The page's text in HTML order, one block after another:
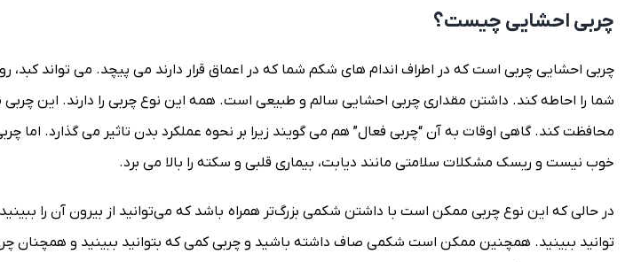
چربی احشایی چیست؟
چربی احشایی چربی است که در اطراف اندام های شکم شما که در اعماق قرار دارند می پیچد. می تواند کبد،
شما را احاطه کند. داشتن مقداری چربی احشایی سالم و طبیعی است. همه این نوع چربی را دارند. این چربی
محافظت کند. گاهی اوقات به آن “چربی فعال” هم می گویند زیرا بر نحوه عملکرد بدن تاثیر می گذارد. اما
خوب نیست و ریسک مشکلات سلامتی مانند دیابت، بیماری قلبی و سکته را بالا می برد.
در حالی که این نوع چربی ممکن است با داشتن شکمی بزرگ‌تر همراه باشد که می‌توانید از بیرون آن را
توانید ببینید. همچنین ممکن است شکمی صاف داشته باشید و چربی کمی که بتوانید ببینید و همچنان